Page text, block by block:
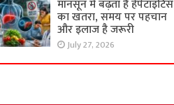
मॉनसून में बढ़ता है हेपेटाइटिस
का खतरा, समय पर पहचान
और इलाज है जरूरी
July 27, 2026